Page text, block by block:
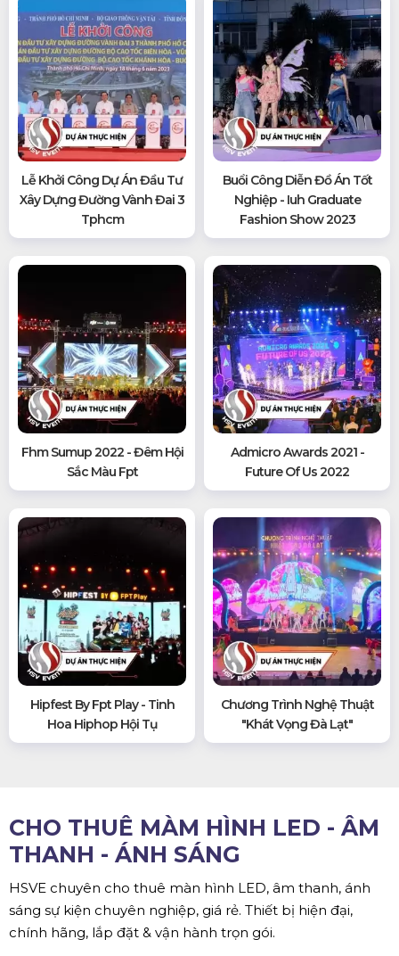
Lễ Khởi Công Dự Án Đầu Tư
Xây Dựng Đường Vành Đai 3
Tphcm
Buổi Công Diễn Đồ Án Tốt
Nghiệp - Iuh Graduate
Fashion Show 2023
Fhm Sumup 2022 - Đêm Hội
Sắc Màu Fpt
Admicro Awards 2021 -
Future Of Us 2022
Hipfest By Fpt Play - Tinh
Hoa Hiphop Hội Tụ
Chương Trình Nghệ Thuật
"khát Vọng Đà Lạt"
CHO THUÊ MÀM HÌNH LED - ÂM
THANH - ÁNH SÁNG
HSVE chuyên cho thuê màn hình LED, âm thanh, ánh
sáng sự kiện chuyên nghiệp, giá rẻ. Thiết bị hiện đại,
chính hãng, lắp đặt & vận hành trọn gói.